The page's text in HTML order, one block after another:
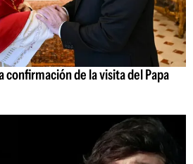
confirmación de la visita del Papa